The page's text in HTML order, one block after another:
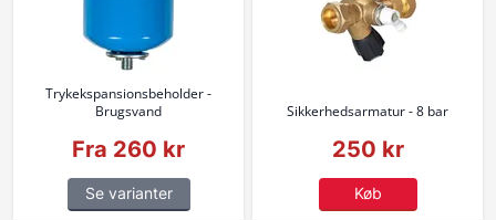
Trykekspansionsbeholder -
Brugsvand
Fra 260 kr
Se varianter
Sikkerhedsarmatur - 8 bar
250 kr
Køb